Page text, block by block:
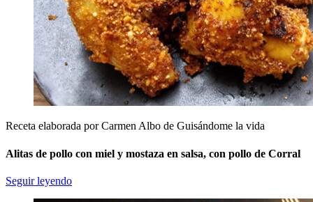
Receta elaborada por Carmen Albo de Guisándome la vida
Alitas de pollo con miel y mostaza en salsa, con pollo de Corral
Seguir leyendo